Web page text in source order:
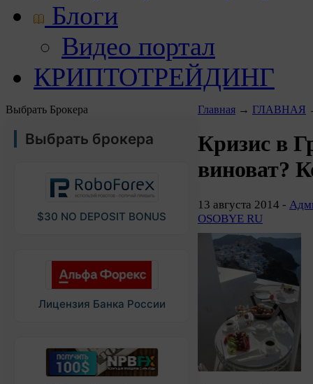
Блоги
Видео портал
КРИПТОТРЕЙДИНГ
Выбрать Брокера
Выбрать брокера
$30 NO DEPOSIT BONUS
Лицензия Банка России
Главная → ГЛАВНАЯ
Кризис в
виноват?
13 августа 2014 -
OSOBYE RU